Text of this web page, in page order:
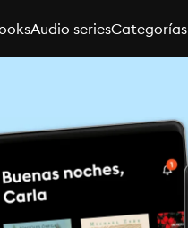
Audio seriesCategorías